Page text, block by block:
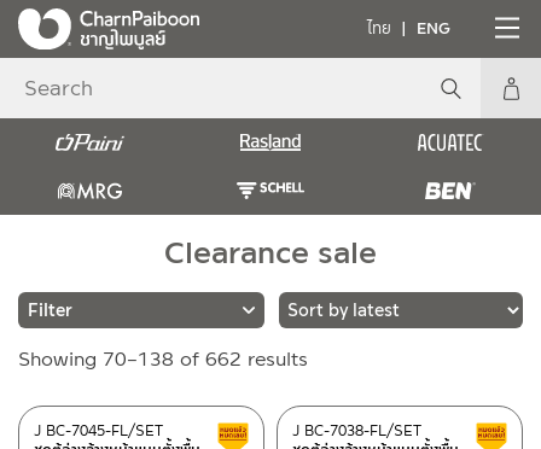
ไทย ENG
Clearance sale
Brands
PAINI(23)
Showing 70–138 of 662 results
latest
J BC-7045-FL/SET Clearance sale
J BC-7038-FL/SET